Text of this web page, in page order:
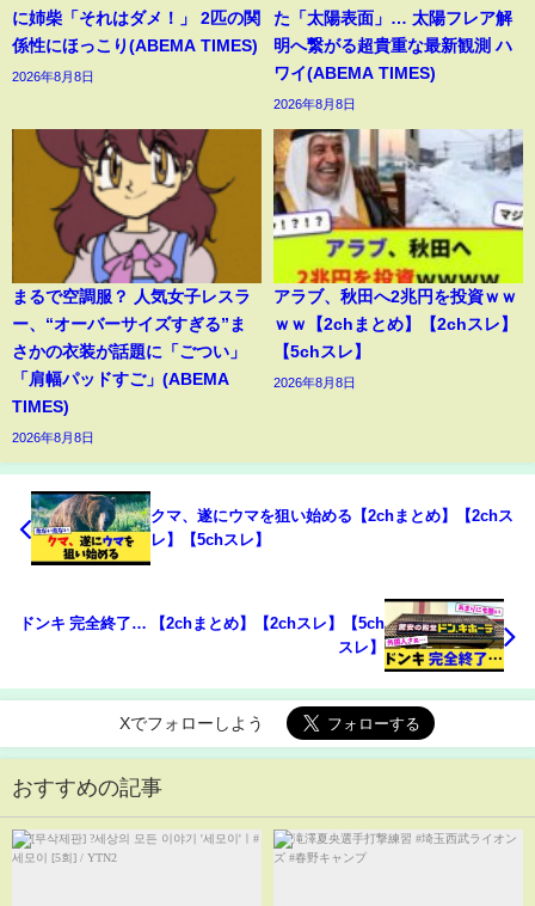
に姉柴「それはダメ！」 2匹の関
係性にほっこり(ABEMA TIMES)
2026年8月8日
た「太陽表面」… 太陽フレア解
明へ繋がる超貴重な最新観測 ハ
ワイ(ABEMA TIMES)
2026年8月8日
まるで空調服？ 人気女子レスラ
ー、“オーバーサイズすぎる”ま
さかの衣装が話題に「ごつい」
「肩幅パッドすご」(ABEMA
TIMES)
2026年8月8日
アラブ、秋田へ2兆円を投資ｗｗ
ｗｗ【2chまとめ】【2chスレ】
【5chスレ】
2026年8月8日
クマ、遂にウマを狙い始める【2chまとめ】【2chス
レ】【5chスレ】
ドンキ 完全終了… 【2chまとめ】【2chスレ】【5ch
スレ】
Xでフォローしよう
おすすめの記事